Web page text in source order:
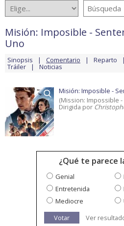
Misión: Imposible -
Uno
Sinopsis Comentario Reparto
Tráiler Noticias
Misión: Imposible -
(Mission: Impossible
Dirigida por
¿Qué te parece
Genial
Entretenida
Mediocre
Votar
Ver